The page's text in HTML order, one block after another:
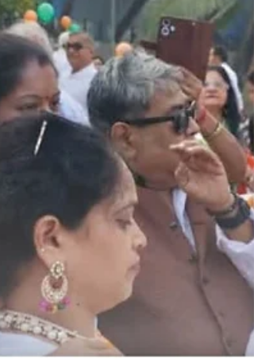
कार्यशैलीने आणि सूक्ष्म नियोजनाने मुंबईत पक्षाची पकड अधिक
मजबूत केली आहे. विरोधकांना चोख प्रत्युत्तर देतानाच, त्यांनी
जनसामान्यांच्या प्रश्नांवर लक्ष केंद्रित करून कार्यकर्त्यांमध्ये नवा
उत्साह भरला आहे. मुंबईचे राजकारण नेहमीच आव्हानात्मक राहिले
आहे, परंतु या